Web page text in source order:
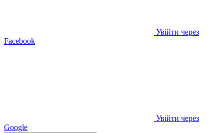
Увійти через
Facebook
Увійти через
Google